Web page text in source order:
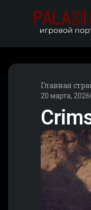
Главная
20 марта, 2026